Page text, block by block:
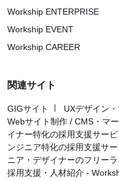
Workship ENTERPRISE
Workship EVENT
Workship CAREER
関連サイト
GIGサイト
UXデザイン
Webサイト制作 / CMS・マ
イナー特化の採用支援サー
ンジニア特化の採用支援サ
ニア・デザイナーのフリー
採用支援・人材紹介 -